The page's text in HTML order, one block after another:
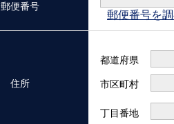
郵便番号
郵便番号を
住所
都道府県
市区町村
丁目番地